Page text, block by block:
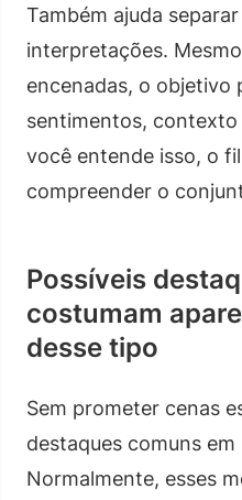
Também ajuda
interpretações.
encenadas, o objetivo
sentimentos, contexto
você entende isso, o
compreender o
Possíveis
costumam
desse tipo
Sem prometer cenas
destaques comuns
Normalmente, esses